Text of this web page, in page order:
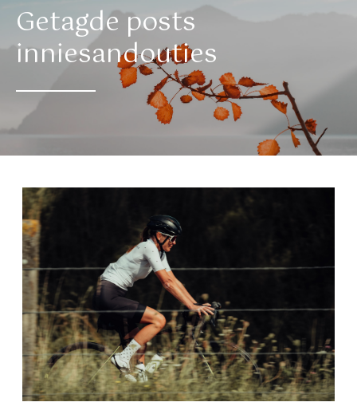
Getagde posts
inniesandouties